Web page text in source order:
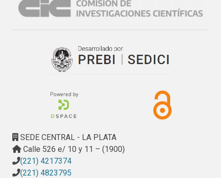
La proliferación de diferentes plataformas móviles ha
forzado a los desarrolladores a definir enfoques que
permitan simplificar el desarrollo de aplicaciones. Un
información e interoperabilidad de herramientas. Model
Driven Development (MDD) es considerado un enfoque
de desarrollos basados en el uso de modelos como
entidades de primera clase. Una realización específica de
MDD, propuesta por OMG (Object Management Group), es
(http://www.omg.org/mda).
SEDE CENTRAL - LA PLATA
Calle 526 e/ 10 y 11 – (1900)
(221) 4217374
(221) 4823795